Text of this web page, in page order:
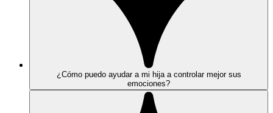
¿Cómo puedo ayudar a mi hija a controlar mejor sus
emociones?